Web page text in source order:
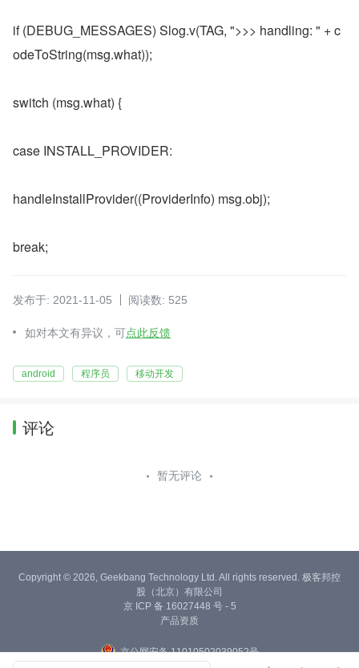
if (DEBUG_MESSAGES) Slog.v(TAG, ">>> handling: " + c
odeToString(msg.what));
switch (msg.what) {
case INSTALL_PROVIDER:
handleInstallProvider((ProviderInfo) msg.obj);
break;
发布于: 2021-11-05 阅读数: 525
如对本文有异议，可点此反馈
android 程序员 移动开发
评论
暂无评论
Copyright © 2026, Geekbang Technology Ltd. All rights reserved. 极客邦控
股（北京）有限公司
京 ICP 备 16027448 号 - 5
产品资质
京公网安备 11010502039052号